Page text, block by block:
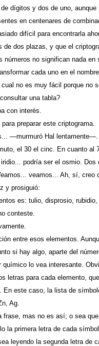
dígitos y dos de uno,
en centenares de
difícil para encontrarla
de dos plazas, y que el
números no significan nada
cada uno en el
no es muy fácil porque no
una tabla?
con interés.
preparar este criptograma.
—murmuró Hal lentamente—.
el 30 el cinc. En cuanto al
podría ser el osmio.
veamos... Ah, sí, creo
y prosiguió:
es: tulio, disprosio,
conteste.
entre esos elementos.
si hay algo, aparte del
químico lo vea interesante.
letras para cada elemento,
En este caso, la lista de
Ag.
frase, mas no es así; o sea
la primera letra de cada
leyendo la segunda letra de